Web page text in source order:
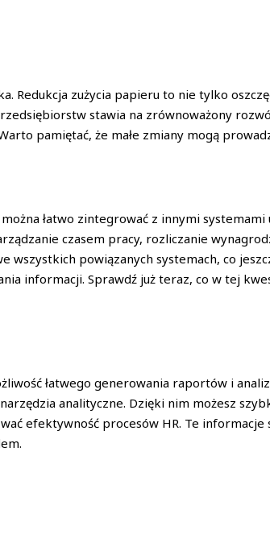
Redukcja zużycia papieru to nie tylko
stawia na zrównoważony
pamiętać, że małe zmiany mogą
łatwo zintegrować z innymi systemami
czasem pracy, rozliczanie
wszystkich powiązanych systemach, co
informacji. Sprawdź już teraz, co w tej
łatwego generowania raportów i
analityczne. Dzięki nim możesz
efektywność procesów HR. Te informacje